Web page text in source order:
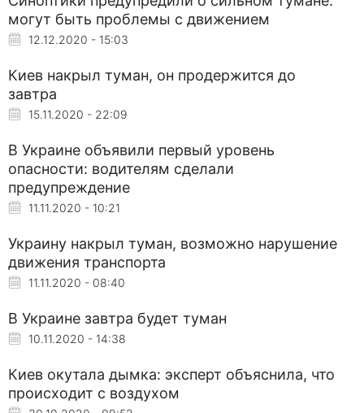
могут быть проблемы с движением
12.12.2020 - 15:03
Киев накрыл туман, он продержится до
завтра
15.11.2020 - 22:09
В Украине объявили первый уровень
опасности: водителям сделали
предупреждение
11.11.2020 - 10:21
Украину накрыл туман, возможно нарушение
движения транспорта
11.11.2020 - 08:40
В Украине завтра будет туман
10.11.2020 - 14:38
Киев окутала дымка: эксперт объяснила, что
происходит с воздухом